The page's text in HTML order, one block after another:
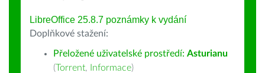
LibreOffice 25.8.7 poznámky k vydání
Doplňkové stažení:
Přeložené uživatelské prostředí: Asturianu
(Torrent, Informace)